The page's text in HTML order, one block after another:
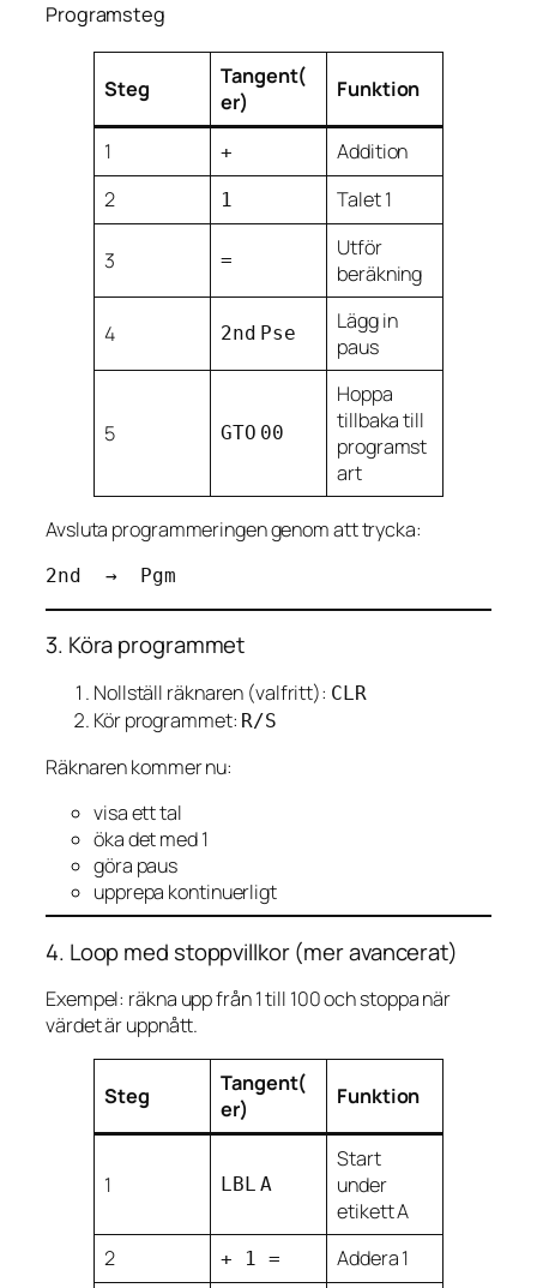
Programsteg
Steg
Tangent(
er)
Funktion
1 +
Addition
2
1 Talet 1
3 =
Utför
beräkning
4 2nd Pse
Lägg in
paus
5 GTO 00
Hoppa
tillbaka till
programst
art
Avsluta programmeringen genom att trycka:
3. Köra programmet
Nollställ räknaren (valfritt): CLR
Kör programmet: R/S
Räknaren kommer nu:
visa ett tal
öka det med 1
göra paus
upprepa kontinuerligt
4. Loop med stoppvillkor (mer avancerat)
Exempel: räkna upp från 1 till 100 och stoppa när
värdet är uppnått.
Steg
Tangent(
er)
Funktion
1 LBL A
Start
under
etikett A
2
+ 1 = Addera 1